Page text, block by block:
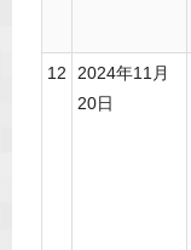
12
2024年11月
20日